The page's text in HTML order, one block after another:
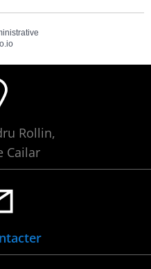
Rollin,
Cailar